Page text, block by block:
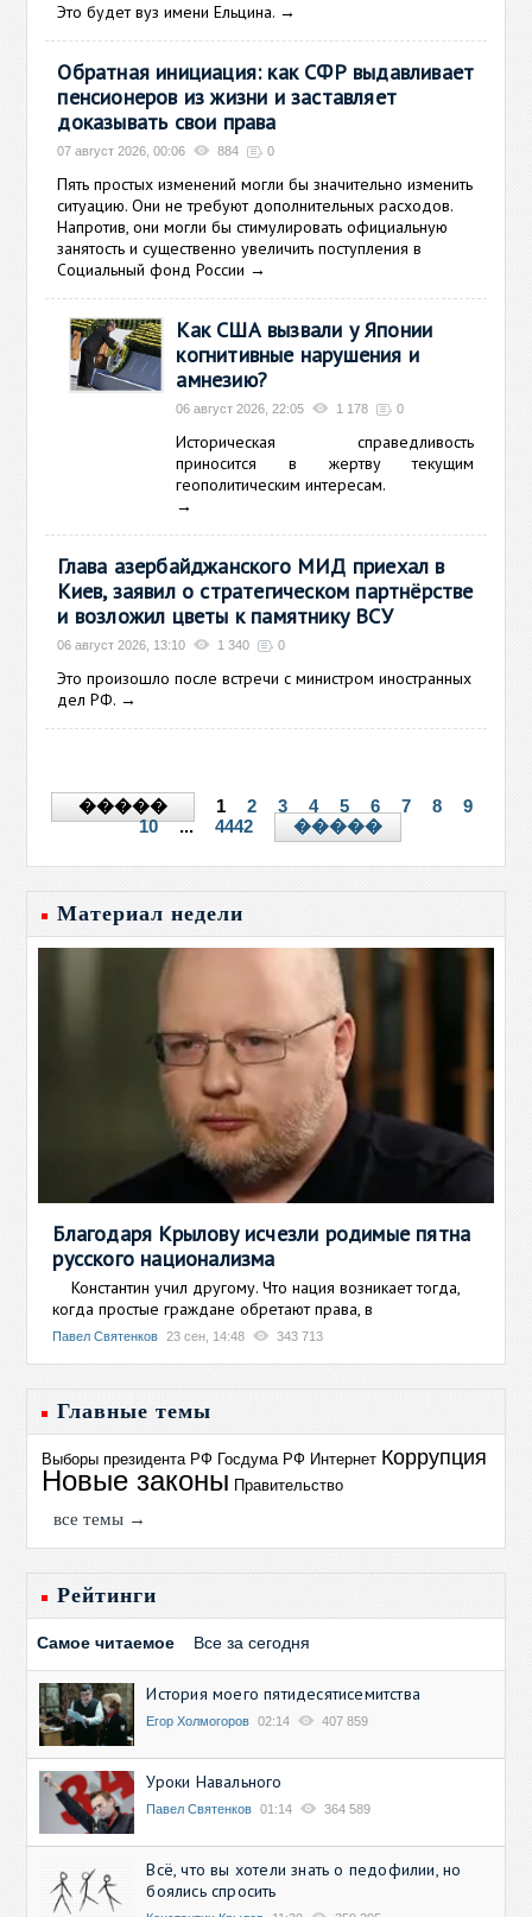
Это будет вуз имени Ельцина. →
Обратная инициация: как СФР выдавливает
пенсионеров из жизни и заставляет
доказывать свои права
07 август 2026, 00:06 884 0
Пять простых изменений могли бы значительно изменить
ситуацию. Они не требуют дополнительных расходов.
Напротив, они могли бы стимулировать официальную
занятость и существенно увеличить поступления в
Социальный фонд России →
Как США вызвали у Японии
когнитивные нарушения и
амнезию?
06 август 2026, 22:05 1 178 0
Историческая справедливость
приносится в жертву текущим
геополитическим интересам.
→
Глава азербайджанского МИД приехал в
Киев, заявил о стратегическом партнёрстве
и возложил цветы к памятнику ВСУ
06 август 2026, 13:10 1 340 0
Это произошло после встречи с министром иностранных
дел РФ. →
����� 1 2 3 4 5 6 7 8
9
10
... 4442 �����
Материал недели
Благодаря Крылову исчезли родимые пятна
русского национализма
Константин учил другому. Что нация возникает тогда,
когда простые граждане обретают права, в
Павел Святенков 23 сен, 14:48 343 713
Главные темы
Выборы президента РФ Госдума РФ Интернет Коррупция
Новые законы Правительство
все темы →
Рейтинги
Самое читаемое Все за сегодня
История моего пятидесятисемитства
Егор Холмогоров 02:14 407 859
Уроки Навального
Павел Святенков 01:14 364 589
Всё, что вы хотели знать о педофилии, но
боялись спросить